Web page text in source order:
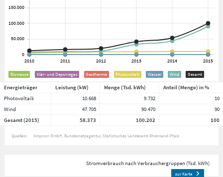
Biomasse Klär- und Deponiegas Geothermie Photovoltaik Wasser Wind Gesamt
Energieträger Leistung (kW) Menge (Tsd. kWh)
Anteil (Menge) in %
Photovoltaik
10.668 9.732
10
Wind
47.705 90.470
90
Gesamt (2015)
58.373 100.202 100
Quellen: Amprion GmbH Bundesnetzagentur Statistisches Landesamt Rheinland-Pfalz
Stromverbrauch nach Verbrauchergruppen (Tsd. kWh)
zur Karte